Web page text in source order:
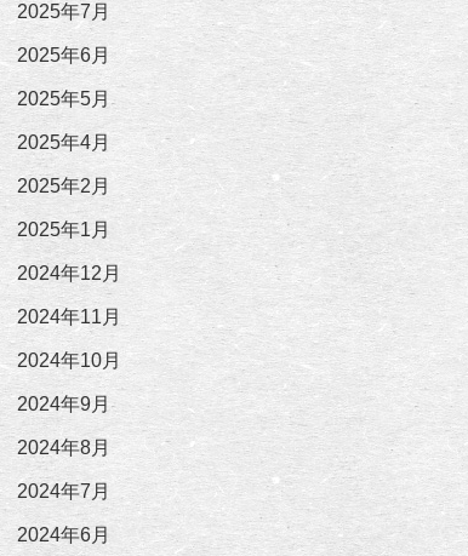
2025年7月
2025年6月
2025年5月
2025年4月
2025年2月
2025年1月
2024年12月
2024年11月
2024年10月
2024年9月
2024年8月
2024年7月
2024年6月